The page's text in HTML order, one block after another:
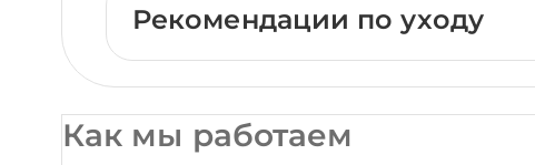
Рекомендации по уходу
Как мы работаем